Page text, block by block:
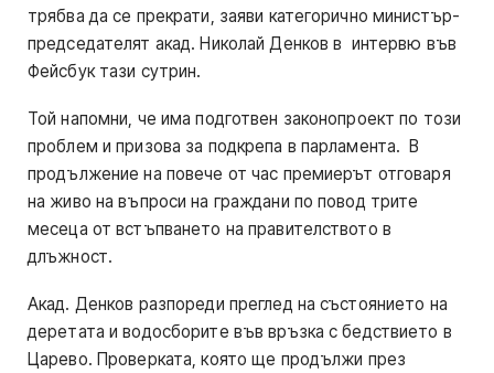
трябва да се прекрати, заяви категорично министър-
председателят акад. Николай Денков в интервю във
Фейсбук тази сутрин.
Той напомни, че има подготвен законопроект по този
проблем и призова за подкрепа в парламента. В
продължение на повече от час премиерът отговаря
на живо на въпроси на граждани по повод трите
месеца от встъпването на правителството в
длъжност.
Акад. Денков разпореди преглед на състоянието на
деретата и водосборите във връзка с бедствието в
Царево. Проверката, която ще продължи през